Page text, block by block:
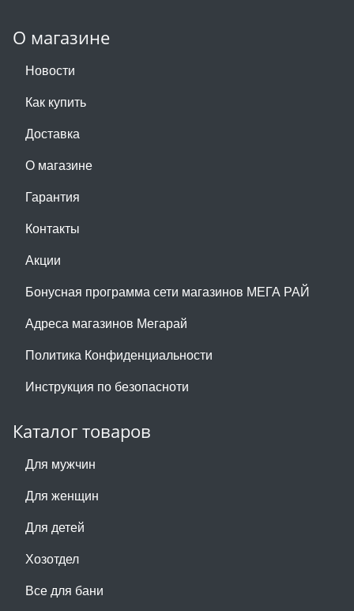
О магазине
Новости
Как купить
Доставка
О магазине
Гарантия
Контакты
Акции
Бонусная программа сети магазинов МЕГА РАЙ
Адреса магазинов Мегарай
Политика Конфиденциальности
Инструкция по безопасноти
Каталог товаров
Для мужчин
Для женщин
Для детей
Хозотдел
Все для бани